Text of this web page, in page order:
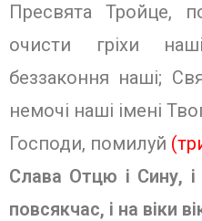
Пресвята Тройце,
очисти гріхи
беззаконня наші;
немочі наші імені
Господи, помилуй
Слава Отцю і Сину, і
повсякчас, і на віки